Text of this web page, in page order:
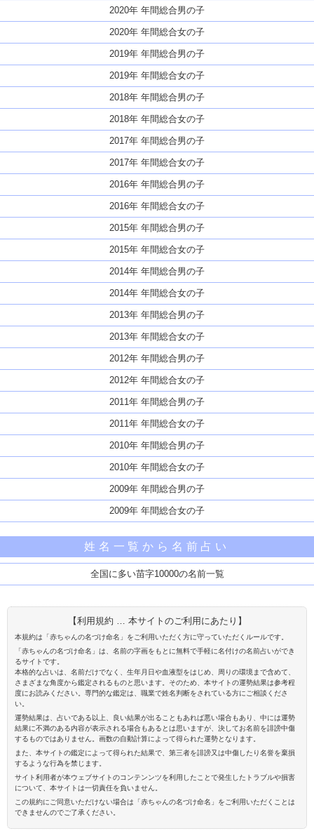
2020年 年間総合男の子
2020年 年間総合女の子
2019年 年間総合男の子
2019年 年間総合女の子
2018年 年間総合男の子
2018年 年間総合女の子
2017年 年間総合男の子
2017年 年間総合女の子
2016年 年間総合男の子
2016年 年間総合女の子
2015年 年間総合男の子
2015年 年間総合女の子
2014年 年間総合男の子
2014年 年間総合女の子
2013年 年間総合男の子
2013年 年間総合女の子
2012年 年間総合男の子
2012年 年間総合女の子
2011年 年間総合男の子
2011年 年間総合女の子
2010年 年間総合男の子
2010年 年間総合女の子
2009年 年間総合男の子
2009年 年間総合女の子
姓名一覧から名前占い
全国に多い苗字10000の名前一覧
【利用規約 … 本サイトのご利用にあたり】
本規約は「赤ちゃんの名づけ命名」をご利用いただく方に守っていただくルールです。
「赤ちゃんの名づけ命名」は、名前の字画をもとに無料で手軽に名付けの名前占いができ
るサイトです。
本格的な占いは、名前だけでなく、生年月日や血液型をはじめ、周りの環境まで含めて、
さまざまな角度から鑑定されるものと思います。そのため、本サイトの運勢結果は参考程
度にお読みください。専門的な鑑定は、職業で姓名判断をされている方にご相談くださ
い。
運勢結果は、占いである以上、良い結果が出ることもあれば悪い場合もあり、中には運勢
結果に不満のある内容が表示される場合もあるとは思いますが、決してお名前を誹謗中傷
するものではありません。画数の自動計算によって得られた運勢となります。
また、本サイトの鑑定によって得られた結果で、第三者を誹謗又は中傷したり名誉を棄損
するような行為を禁じます。
サイト利用者が本ウェブサイトのコンテンンツを利用したことで発生したトラブルや損害
について、本サイトは一切責任を負いません。
この規約にご同意いただけない場合は「赤ちゃんの名づけ命名」をご利用いただくことは
できませんのでご了承ください。